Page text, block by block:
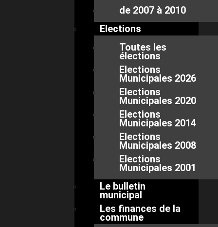
de 2007 à 2010
Elections
Toutes les
élections
Elections
Municipales 2026
Elections
Municipales 2020
Elections
Municipales 2014
Elections
Municipales 2008
Elections
Municipales 2001
Le bulletin
municipal
Les finances de la
commune